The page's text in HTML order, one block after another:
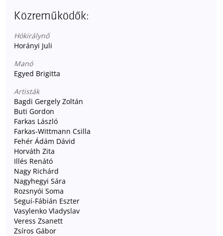
Közreműködők:
Hókirálynő
Horányi Juli
Manó
Egyed Brigitta
Artisták
Bagdi Gergely Zoltán
Buti Gordon
Farkas László
Farkas-Wittmann Csilla
Fehér Ádám Dávid
Horváth Zita
Illés Renátó
Nagy Richárd
Nagyhegyi Sára
Rozsnyói Soma
Seguí-Fábián Eszter
Vasylenko Vladyslav
Veress Zsanett
Zsíros Gábor